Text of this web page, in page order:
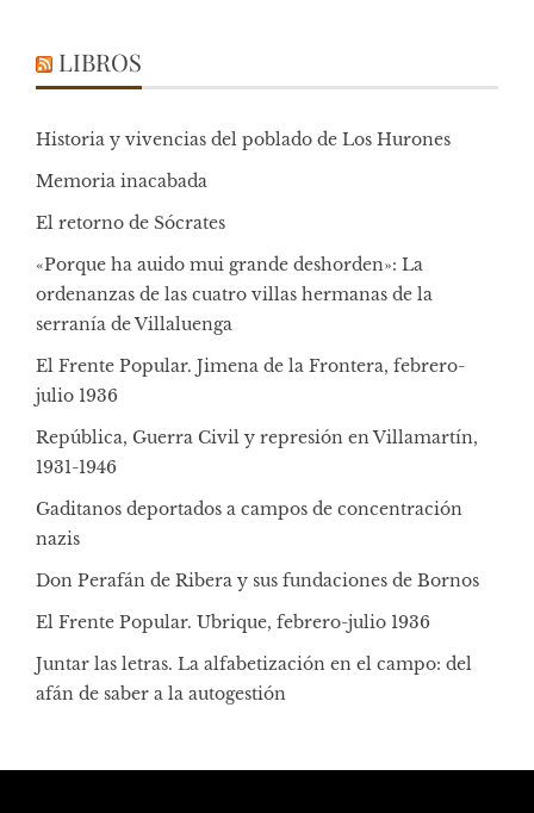
LIBROS
Historia y vivencias del poblado de Los Hurones
Memoria inacabada
El retorno de Sócrates
«Porque ha auido mui grande deshorden»: La
ordenanzas de las cuatro villas hermanas de la
serranía de Villaluenga
El Frente Popular. Jimena de la Frontera, febrero-
julio 1936
República, Guerra Civil y represión en Villamartín,
1931-1946
Gaditanos deportados a campos de concentración
nazis
Don Perafán de Ribera y sus fundaciones de Bornos
El Frente Popular. Ubrique, febrero-julio 1936
Juntar las letras. La alfabetización en el campo: del
afán de saber a la autogestión